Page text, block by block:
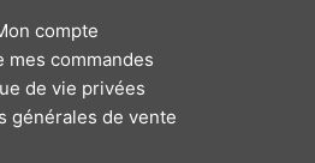
compte
mes commandes
de vie privées
générales de vente